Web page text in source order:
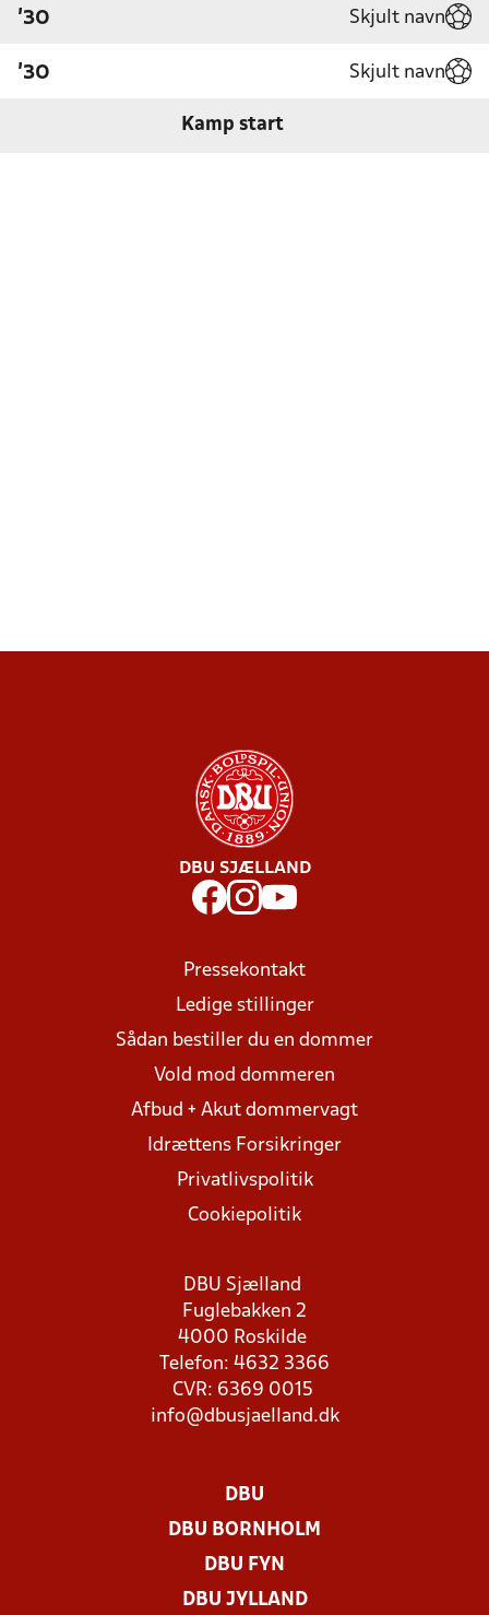
'30 Skjult navn
'30 Skjult navn
Kamp start
DBU SJÆLLAND
Pressekontakt
Ledige stillinger
Sådan bestiller du en dommer
Vold mod dommeren
Afbud + Akut dommervagt
Idrættens Forsikringer
Privatlivspolitik
Cookiepolitik
DBU Sjælland
Fuglebakken 2
4000 Roskilde
Telefon: 4632 3366
CVR: 6369 0015
info@dbusjaelland.dk
DBU
DBU BORNHOLM
DBU FYN
DBU JYLLAND